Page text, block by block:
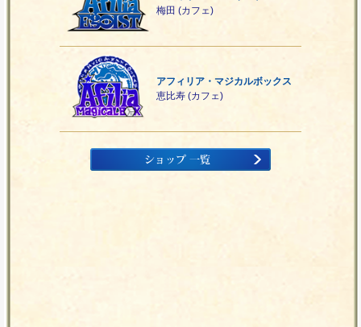
梅田 (カフェ)
アフィリア・マジカルボックス
恵比寿 (カフェ)